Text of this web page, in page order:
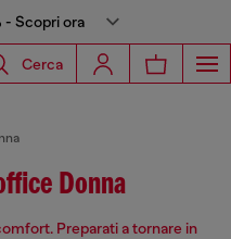
- Scopri ora
Cerca
Donna
Preparati a tornare in